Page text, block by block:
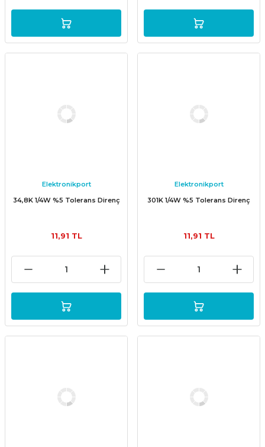
Elektronikport
34,8K 1/4W %5 Tolerans Direnç
11,91 TL
Elektronikport
301K 1/4W %5 Tolerans Direnç
11,91 TL